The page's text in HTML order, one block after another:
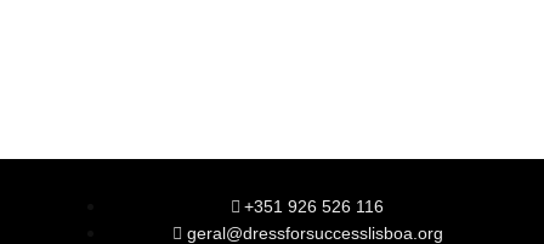
+351 926 526 116
geral@dressforsuccesslisboa.org